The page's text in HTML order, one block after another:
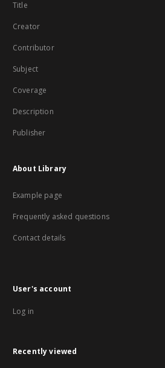
Title
Creator
Contributor
Subject
Coverage
Description
Publisher
About Library
Example page
Frequently asked questions
Contact details
User's account
Log in
Recently viewed